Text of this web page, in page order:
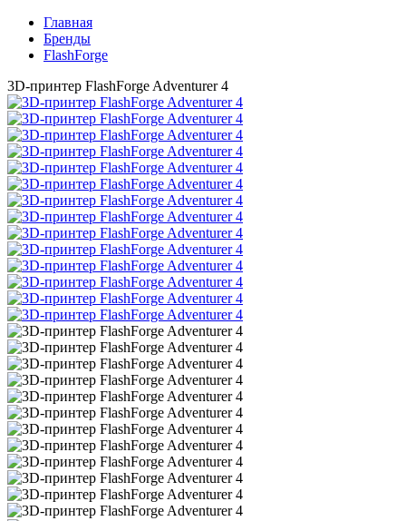
Главная
Бренды
FlashForge
3D-принтер FlashForge Adventurer 4